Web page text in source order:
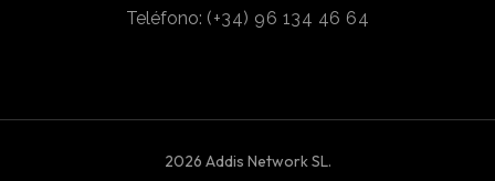
Teléfono: (+34) 96 134 46 64
2026 Addis Network SL.